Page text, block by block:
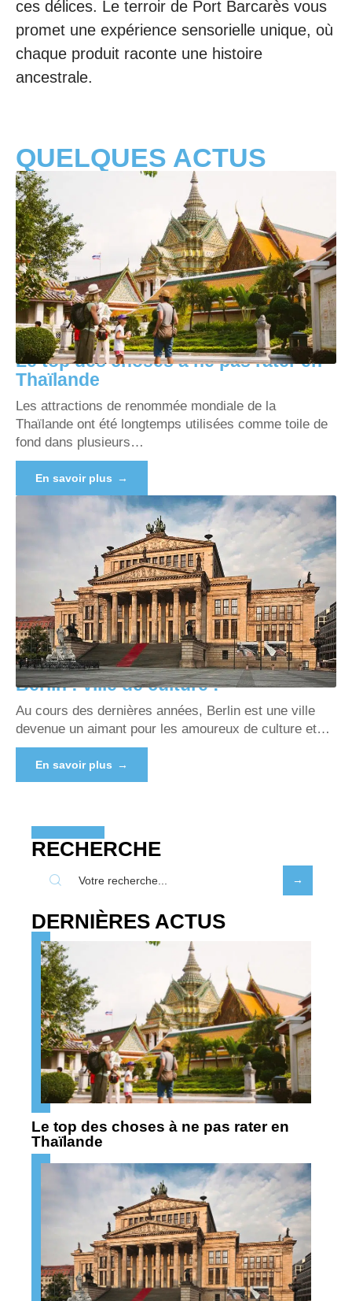
ces délices. Le terroir de Port Barcarès vous
promet une expérience sensorielle unique, où
chaque produit raconte une histoire
ancestrale.
QUELQUES ACTUS
Le top des choses à ne pas rater en
Thaïlande
Les attractions de renommée mondiale de la
Thaïlande ont été longtemps utilisées comme toile de
fond dans plusieurs…
En savoir plus
Berlin : ville de culture !
Au cours des dernières années, Berlin est une ville
devenue un aimant pour les amoureux de culture et…
En savoir plus
RECHERCHE
DERNIÈRES ACTUS
Le top des choses à ne pas rater en
Thaïlande